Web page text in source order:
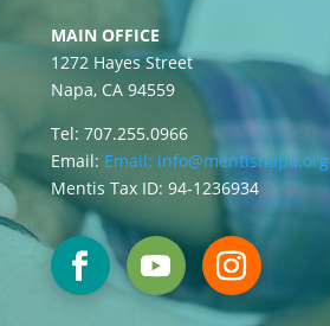
MAIN OFFICE
1272 Hayes Street
Napa, CA 94559
Tel: 707.255.0966
Email: Email: info@mentisnapa.org
Mentis Tax ID: 94-1236934